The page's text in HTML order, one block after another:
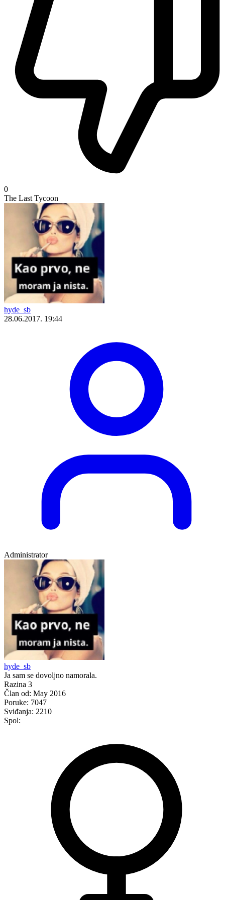
0
The Last Tycoon
hyde_sb
28.06.2017. 19:44
Administrator
hyde_sb
Ja sam se dovoljno namorala.
Razina 3
Član od: May 2016
Poruke: 7047
Sviđanja: 2210
Spol: